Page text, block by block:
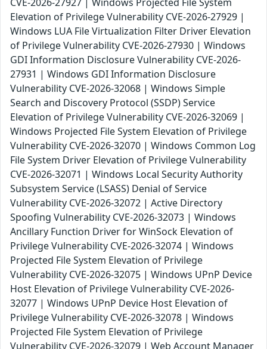
CVE-2026-27927 | Windows Projected File System
Elevation of Privilege Vulnerability CVE-2026-27929 |
Windows LUA File Virtualization Filter Driver Elevation
of Privilege Vulnerability CVE-2026-27930 | Windows
GDI Information Disclosure Vulnerability CVE-2026-
27931 | Windows GDI Information Disclosure
Vulnerability CVE-2026-32068 | Windows Simple
Search and Discovery Protocol (SSDP) Service
Elevation of Privilege Vulnerability CVE-2026-32069 |
Windows Projected File System Elevation of Privilege
Vulnerability CVE-2026-32070 | Windows Common Log
File System Driver Elevation of Privilege Vulnerability
CVE-2026-32071 | Windows Local Security Authority
Subsystem Service (LSASS) Denial of Service
Vulnerability CVE-2026-32072 | Active Directory
Spoofing Vulnerability CVE-2026-32073 | Windows
Ancillary Function Driver for WinSock Elevation of
Privilege Vulnerability CVE-2026-32074 | Windows
Projected File System Elevation of Privilege
Vulnerability CVE-2026-32075 | Windows UPnP Device
Host Elevation of Privilege Vulnerability CVE-2026-
32077 | Windows UPnP Device Host Elevation of
Privilege Vulnerability CVE-2026-32078 | Windows
Projected File System Elevation of Privilege
Vulnerability CVE-2026-32079 | Web Account Manager